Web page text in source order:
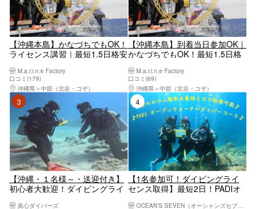
【沖縄本島】かなづちでもOK！
ライセンス講習｜最短1.5日格安
月Google口コミ数「沖縄ダイビ
ング」第1位
M.a.r.i.n.e Factory
口コミ(179)
沖縄県
中部（北谷・コザ）
【沖縄本島】到着当日参加OK｜
かなづちでもOK！最短1.5日格
Google口コミ数「沖縄ダイビン
グ」第1位
M.a.r.i.n.e Factory
口コミ(69)
沖縄県
中部（北谷・コザ）
3位
【沖縄・１名様～・送迎付き】
初心者大歓迎！ダイビングライ
真心ダイバーズ
4位
【1名参加可！ダイビングライ
センス取得】最短2日！PADIオ